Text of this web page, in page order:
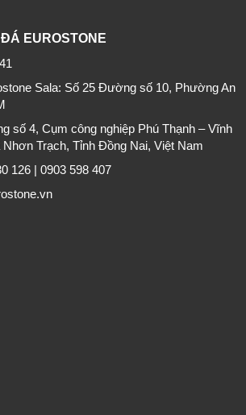
EUROSTONE
Sala: Số 25 Đường số 10, Phường An
số 4, Cụm công nghiệp Phú Thạnh – Vĩnh
Nhơn Trạch, Tỉnh Đồng Nai, Việt Nam
126 | 0903 598 407